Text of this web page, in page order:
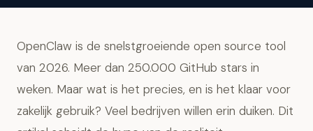
OpenClaw is de snelstgroeiende open source tool
van 2026. Meer dan 250.000 GitHub stars in
weken. Maar wat is het precies, en is het klaar voor
zakelijk gebruik? Veel bedrijven willen erin duiken. Dit